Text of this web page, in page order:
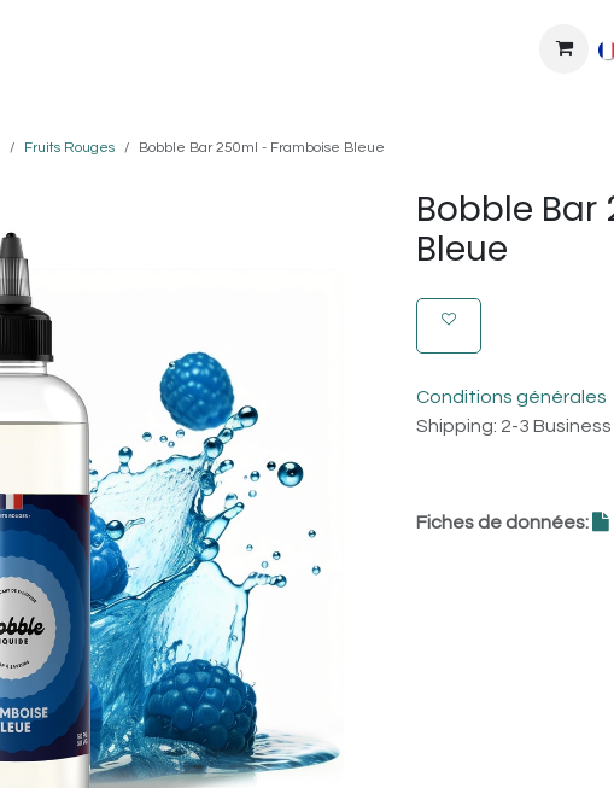
BONS PLANS
Fruits Rouges Bobble Bar 250ml - Framboise Bleue
Bobble
Bleue
Conditions générales
Shipping: 2-3
Fiches de données: